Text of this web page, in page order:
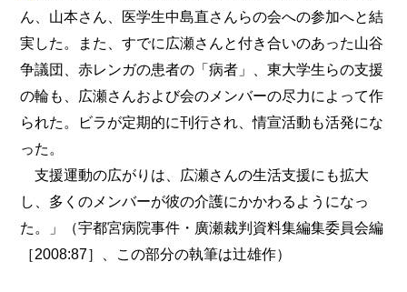
ん、山本さん、医学生中島直さんらの会への参加へと結
実した。また、すでに広瀬さんと付き合いのあった山谷
争議団、赤レンガの患者の「病者」、東大学生らの支援
の輪も、広瀬さんおよび会のメンバーの尽力によって作
られた。ビラが定期的に刊行され、情宣活動も活発にな
った。
支援運動の広がりは、広瀬さんの生活支援にも拡大
し、多くのメンバーが彼の介護にかかわるようになっ
た。」（宇都宮病院事件・廣瀬裁判資料集編集委員会編
［2008:87］、この部分の執筆は辻雄作）